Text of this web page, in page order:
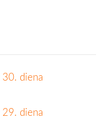
30. diena
29. diena